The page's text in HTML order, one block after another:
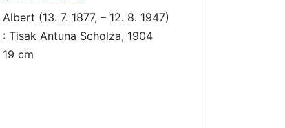
(13. 7. 1877, – 12. 8. 1947)
Tisak Antuna Scholza, 1904
19 cm